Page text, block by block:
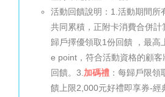
活動回饋說明：1.活動期間所
共同累積，正附卡消費合併計
歸戶擇優領取1份回饋 ，最高
e point，符合活動資格的顧
回饋。3. 加碼禮 ：每歸戶限
饋上限2,000元好禮即享券-經